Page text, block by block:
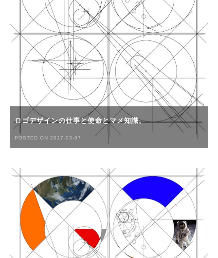
ロゴデザインの仕事と使命とマメ知識。
POSTED ON 2017-03-07